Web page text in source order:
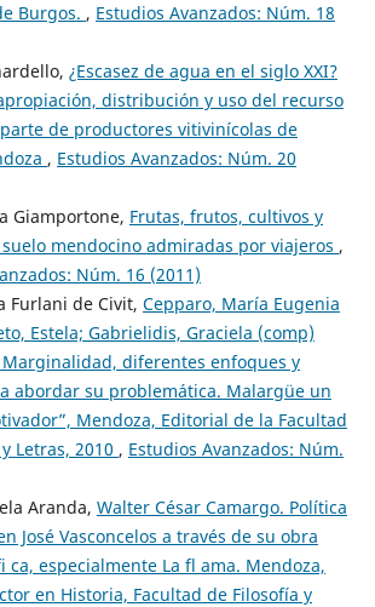
Burgos. , Estudios Avanzados: Núm. 18
¿Escasez de agua en el siglo XXI?
distribución y uso del recurso
de productores vitivinícolas de
, Estudios Avanzados: Núm. 20
Giamportone, Frutas, frutos, cultivos y
mendocino admiradas por viajeros ,
Núm. 16 (2011)
Furlani de Civit, Cepparo, María Eugenia
Estela; Gabrielidis, Graciela (comp)
Marginalidad, diferentes enfoques y
abordar su problemática. Malargüe un
Mendoza, Editorial de la Facultad
Letras, 2010 , Estudios Avanzados: Núm.
Aranda, Walter César Camargo. Política
José Vasconcelos a través de su obra
ca, especialmente La fl ama. Mendoza,
en Historia, Facultad de Filosofía y